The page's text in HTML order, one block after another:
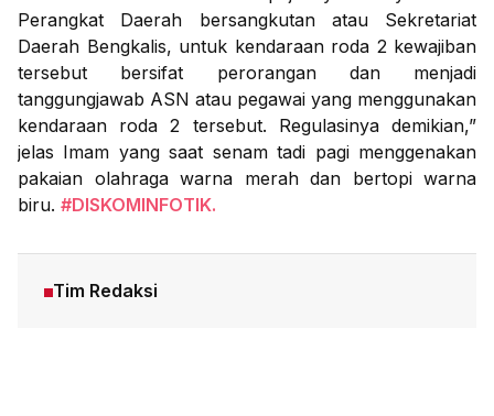
Perangkat Daerah bersangkutan atau Sekretariat
Daerah Bengkalis, untuk kendaraan roda 2 kewajiban
tersebut bersifat perorangan dan menjadi
tanggungjawab ASN atau pegawai yang menggunakan
kendaraan roda 2 tersebut. Regulasinya demikian,”
jelas Imam yang saat senam tadi pagi menggenakan
pakaian olahraga warna merah dan bertopi warna
biru. #DISKOMINFOTIK.
Tim Redaksi